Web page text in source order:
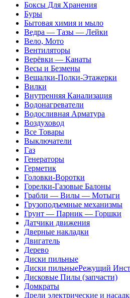
Боксы Для Хранения
Буры
Бытовая химия и мыло
Ведра — Тазы — Лейки
Вело, Мото
Вентиляторы
Верёвки — Канаты
Весы и Безмены
Вешалки-Полки-Этажерки
Вилки
Внутренняя Канализация
Водонагреватели
Водосливная Арматура
Воздуховод
Все Товары
Выключатели
Газ
Генераторы
Герметик
Головки-Воротки
Горелки-Газовые Балоны
Грабли — Вилы — Мотыги
Грузоподъемные механизмы
Грунт — Парник — Горшки
Датчики движения
Дверные накладки
Двигатель
Дерево
Диски пильные
Диски пильныеРежущий
Дисковые Пилы (запчасти)
Домкраты
Дрели электрические и